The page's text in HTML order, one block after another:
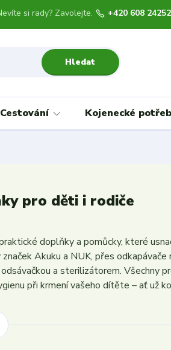
Hledat
si rady? Zavolejte. +420 608
Cestování Kojenecké
pro děti i rodiče
doplňky a pomůcky, které
Akuku a NUK, přes
a sterilizátorem. Všechny
při krmení vašeho dítěte – ať už